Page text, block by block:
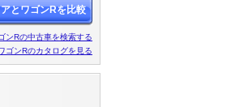
とワゴンRを比較
ンRの中古車を検索する
ゴンRのカタログを見る